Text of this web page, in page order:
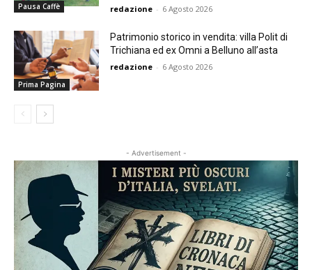
Pausa Caffè redazione - 6 Agosto 2026
Prima Pagina
Patrimonio storico in vendita: villa Polit di
Trichiana ed ex Omni a Belluno all’asta
redazione - 6 Agosto 2026
- Advertisement -